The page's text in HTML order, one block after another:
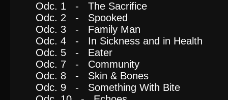
Odc. 1 - The Sacrifice
Odc. 2 - Spooked
Odc. 3 - Family Man
Odc. 4 - In Sickness and in Health
Odc. 5 - Eater
Odc. 7 - Community
Odc. 8 - Skin & Bones
Odc. 9 - Something With Bite